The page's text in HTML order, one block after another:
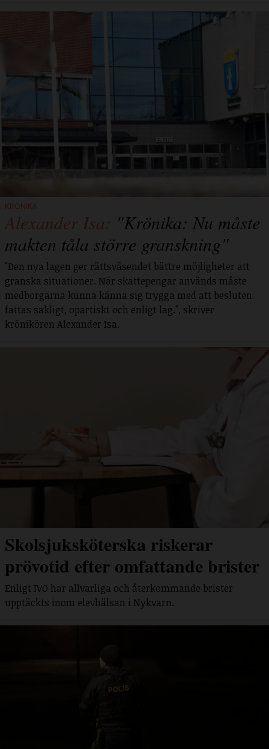
KRÖNIKA
Alexander Isa: "Krönika: Nu måste
makten tåla större granskning"
"Den nya lagen ger rättsväsendet bättre möjligheter att
granska situationer. När skattepengar används måste
medborgarna kunna känna sig trygga med att besluten
fattas sakligt, opartiskt och enligt lag.", skriver
krönikören Alexander Isa.
Skolsjuksköterska riskerar
prövotid efter omfattande brister
Enligt IVO har allvarliga och återkommande brister
upptäckts inom elevhälsan i Nykvarn.